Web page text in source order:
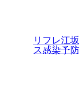
リフレ江
ス感染予